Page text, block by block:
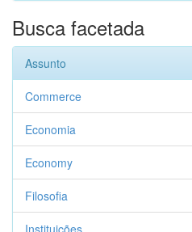
Busca facetada
Assunto
Commerce
Economia
Economy
Filosofia
Instituições